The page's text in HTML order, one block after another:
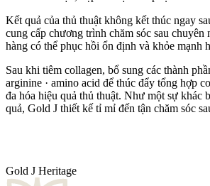
Kết quả của thủ thuật không kết thúc ngay
cung cấp chương trình chăm sóc sau chuyên
hàng có thể phục hồi ổn định và khỏe mạnh
Sau khi tiêm collagen, bổ sung các thành
arginine · amino acid để thúc đẩy tổng hợp
đa hóa hiệu quả thủ thuật. Như một sự khác
quả, Gold J thiết kế tỉ mỉ đến tận chăm sóc
Gold J Heritage